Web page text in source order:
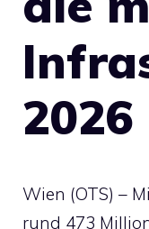
2026
Wien (OTS) –
rund 473